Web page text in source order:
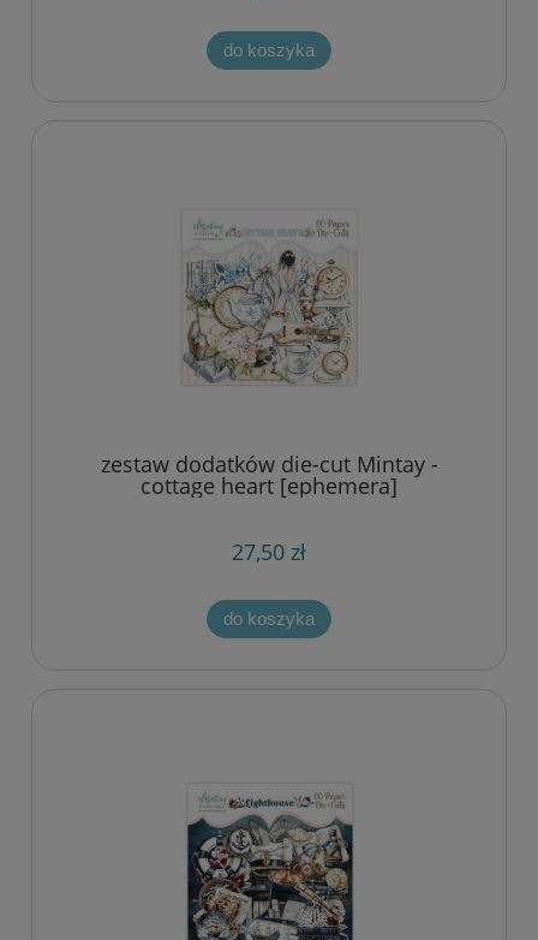
do koszyka
zestaw dodatków die-cut Mintay -
cottage heart [ephemera]
27,50 zł
do koszyka